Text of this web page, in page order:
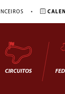
•
CIRCUITOS